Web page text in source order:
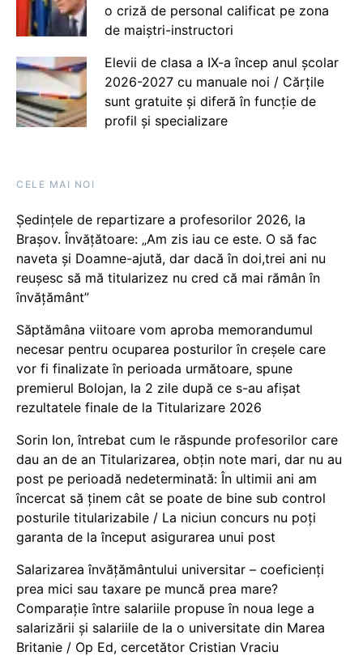
o criză de personal calificat pe zona
de maiștri-instructori
Elevii de clasa a IX-a încep anul școlar
2026-2027 cu manuale noi / Cărțile
sunt gratuite și diferă în funcție de
profil și specializare
CELE MAI NOI
Ședințele de repartizare a profesorilor 2026, la
Brașov. Învățătoare: „Am zis iau ce este. O să fac
naveta și Doamne-ajută, dar dacă în doi,trei ani nu
reușesc să mă titularizez nu cred că mai rămân în
învățământ”
Săptămâna viitoare vom aproba memorandumul
necesar pentru ocuparea posturilor în creșele care
vor fi finalizate în perioada următoare, spune
premierul Bolojan, la 2 zile după ce s-au afișat
rezultatele finale de la Titularizare 2026
Sorin Ion, întrebat cum le răspunde profesorilor care
dau an de an Titularizarea, obțin note mari, dar nu au
post pe perioadă nedeterminată: În ultimii ani am
încercat să ținem cât se poate de bine sub control
posturile titularizabile / La niciun concurs nu poți
garanta de la început asigurarea unui post
Salarizarea învățământului universitar – coeficienți
prea mici sau taxare pe muncă prea mare?
Comparație între salariile propuse în noua lege a
salarizării și salariile de la o universitate din Marea
Britanie / Op Ed, cercetător Cristian Vraciu